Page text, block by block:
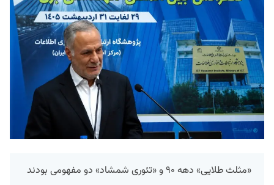
«مثلث طلایی» دهه ۹۰ و «تئوری شمشاد» دو مفهومی بودند